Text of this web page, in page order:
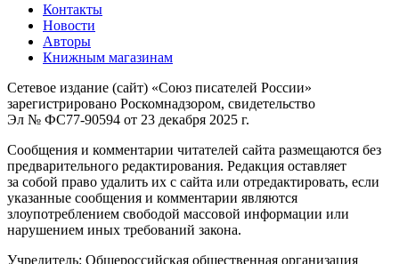
Контакты
Новости
Авторы
Книжным магазинам
Сетевое издание (сайт) «Союз писателей России»
зарегистрировано Роскомнадзором, свидетельство
Эл № ФС77-90594 от 23 декабря 2025 г.
Сообщения и комментарии читателей сайта размещаются без
предварительного редактирования. Редакция оставляет
за собой право удалить их с сайта или отредактировать, если
указанные сообщения и комментарии являются
злоупотреблением свободой массовой информации или
нарушением иных требований закона.
Учредитель: Общероссийская общественная организация